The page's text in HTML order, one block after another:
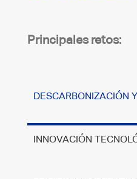
Principales retos:
DESCARBONIZACIÓN
INNOVACIÓN